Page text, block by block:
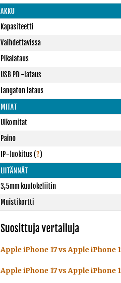
AKKU
Kapasiteetti
Vaihdettavissa
Pikalataus
USB PD -lataus
Langaton lataus
MITAT
Ulkomitat
Paino
IP-luokitus(?)
LIITÄNNÄT
3,5mm kuulokeliitin
Muistikortti
Suosittuja vertailuja
Apple iPhone 17 vs Apple iPhone
Apple iPhone 17 vs Apple iPhone